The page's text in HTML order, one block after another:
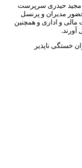
مجید حیدری سرپرست
مدیران و پرنسل
و اداری و همچنین
آورند.